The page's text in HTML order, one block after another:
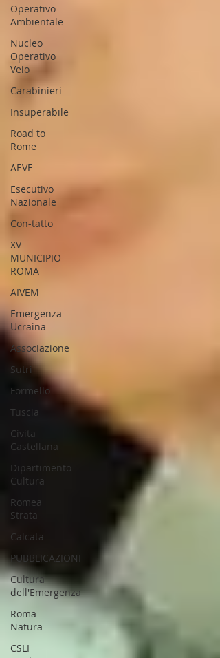
Operativo
Ambientale
Nucleo
Operativo
Veio
Carabinieri
Insuperabile
Road to
Rome
AEVF
Esecutivo
Nazionale
Con-tatto
XV
MUNICIPIO
ROMA
AIVEM
Emergenza
Ucraina
Associazione
Sutri
Formello
Tuscia
Civita
Castellana
Dipartimento
Cultura
Romea
Strata
Calcata
PUBBLICAZIONI
Cultura
dell'Emergenza
Roma
Natura
CSLI